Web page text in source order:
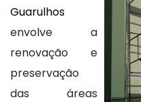
Guarulhos
envolve a
renovação e
preservação
das áreas